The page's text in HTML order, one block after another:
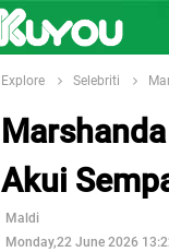
Explore Selebriti
Akui
Maldi
Monday,22 June 2026